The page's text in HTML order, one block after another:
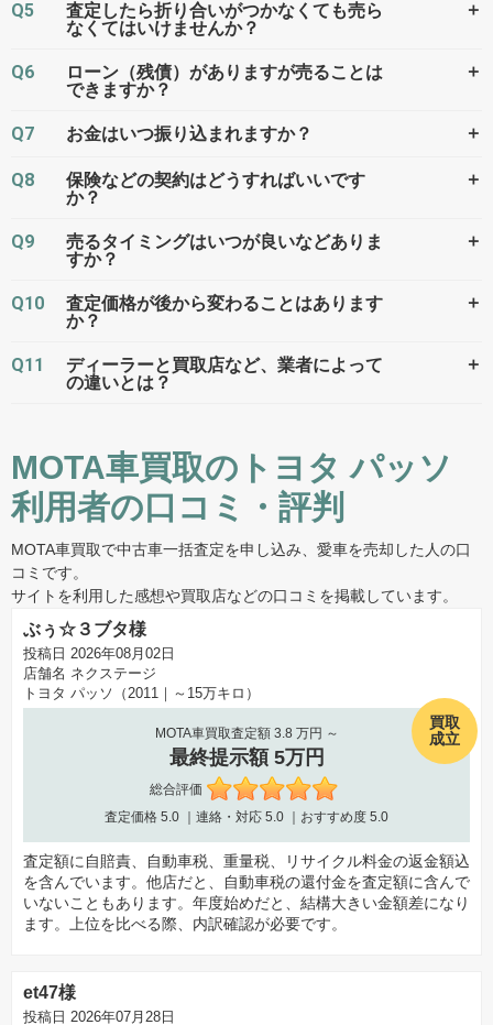
Q5
査定したら折り合いがつかなくても売ら
なくてはいけませんか？
＋
Q6
ローン（残債）がありますが売ることは
できますか？
＋
Q7 お金はいつ振り込まれますか？ ＋
Q8
保険などの契約はどうすればいいです
か？
＋
Q9
売るタイミングはいつが良いなどありま
すか？
＋
Q10
査定価格が後から変わることはあります
か？
＋
Q11
ディーラーと買取店など、業者によって
の違いとは？
＋
MOTA車買取のトヨタ パッソ
利用者の口コミ・評判
MOTA車買取で中古車一括査定を申し込み、愛車を売却した人の口
コミです。
サイトを利用した感想や買取店などの口コミを掲載しています。
ぶぅ☆３ブタ様
投稿日 2026年08月02日
店舗名 ネクステージ
トヨタ パッソ（2011｜～15万キロ）
買取
成立
MOTA車買取査定額 3.8 万円 ～
最終提示額 5万円
総合評価
査定価格 5.0 ｜連絡・対応 5.0 ｜おすすめ度 5.0
査定額に自賠責、自動車税、重量税、リサイクル料金の返金額込
を含んでいます。他店だと、自動車税の還付金を査定額に含んで
いないこともあります。年度始めだと、結構大きい金額差になり
ます。上位を比べる際、内訳確認が必要です。
et47様
投稿日 2026年07月28日